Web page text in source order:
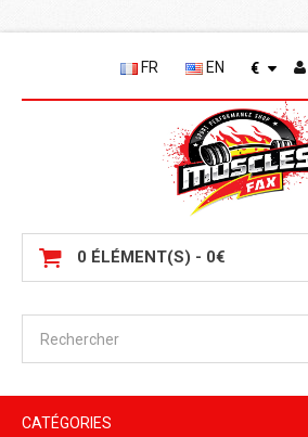
FR EN €
0 ÉLÉMENT(S) - 0€
CATÉGORIES